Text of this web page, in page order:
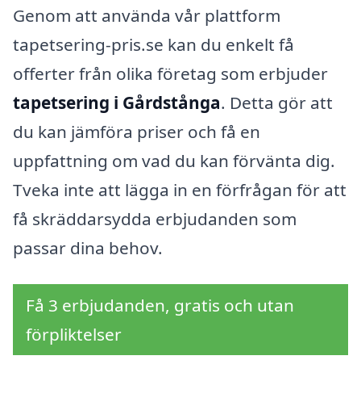
Genom att använda vår plattform
tapetsering-pris.se kan du enkelt få
offerter från olika företag som erbjuder
tapetsering i Gårdstånga. Detta gör att
du kan jämföra priser och få en
uppfattning om vad du kan förvänta dig.
Tveka inte att lägga in en förfrågan för att
få skräddarsydda erbjudanden som
passar dina behov.
Få 3 erbjudanden, gratis och utan
förpliktelser